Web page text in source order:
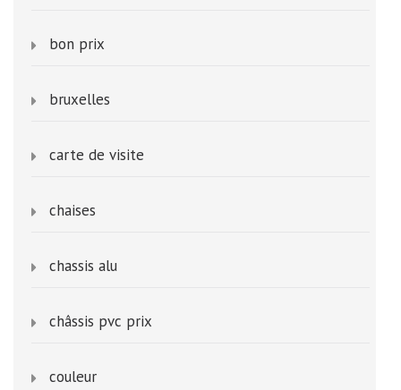
bon prix
bruxelles
carte de visite
chaises
chassis alu
châssis pvc prix
couleur